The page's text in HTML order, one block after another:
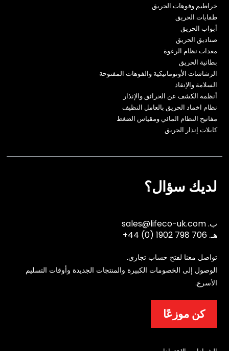
خراطيم وفوهات الحريق
طفايات الحريق
أبواب الحريق
صناديق الحريق
معدات نظام الرغوة
بطانية الحريق
الرشاشات الأوتوماتيكية والفوهات المفتوحة
السلامة والإنقاذ
أنظمة الكشف عن الحرائق والإنذار
نظام اخماد الحريق بالعامل النظيف
مفاتيح النظام المائي ومقياس الضغط
كابلات إنذار الحريق
لديك سؤال؟
ب.sales@lifeco-uk.com
هـ.+44 (0) 1902 798 706
تواصل معنا لفتح حساب تجاري.
الوصول إلى الخصومات الكبيرة والمنتجات الجديدة وأوقات التسليم
الأسرع.
كن موزعًا